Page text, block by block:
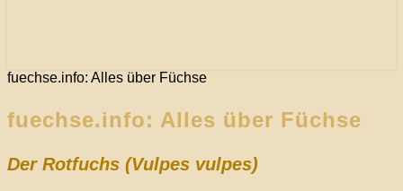
fuechse.info: Alles über Füchse
fuechse.info: Alles über Füchse
Der Rotfuchs (Vulpes vulpes)